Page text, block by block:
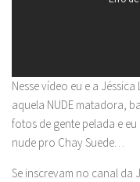
Nesse vídeo eu e a
aquela NUDE matadora,
fotos de gente pelada e
nude pro Chay Suede…
Se inscrevam no canal da